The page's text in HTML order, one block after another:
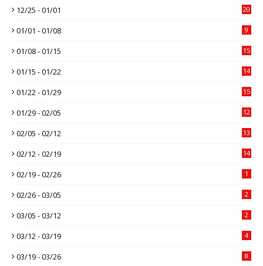
12/25 - 01/01 20
01/01 - 01/08 9
01/08 - 01/15 15
01/15 - 01/22 14
01/22 - 01/29 15
01/29 - 02/05 12
02/05 - 02/12 13
02/12 - 02/19 14
02/19 - 02/26 1
02/26 - 03/05 2
03/05 - 03/12 2
03/12 - 03/19 4
03/19 - 03/26 8